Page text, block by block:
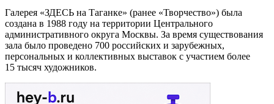
Галерея «ЗДЕСЬ на Таганке» (ранее «Творчество») была
создана в 1988 году на территории Центрального
административного округа Москвы. За время существования
зала было проведено 700 российских и зарубежных,
персональных и коллективных выставок с участием более
15 тысяч художников.